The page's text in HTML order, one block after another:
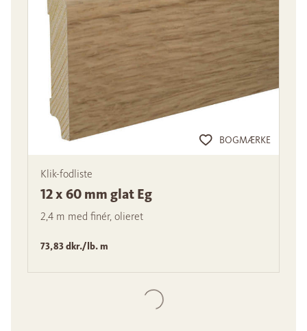
BOGMÆRKE
Klik-fodliste
12 x 60 mm glat Eg
2,4 m med finér, olieret
73,83 dkr./lb. m